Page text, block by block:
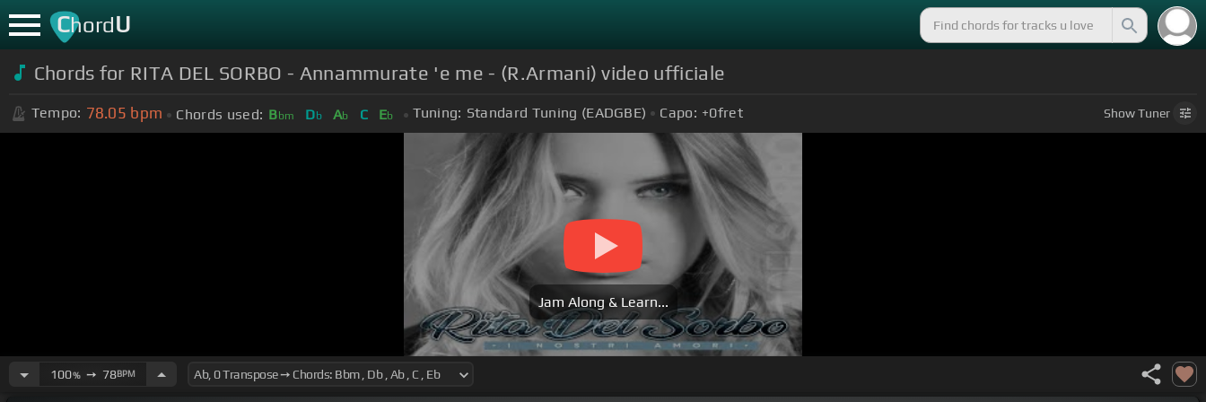
ChordU
Chords for RITA DEL SORBO - Annammurate 'e me - (R.Armani) video ufficiale
Tempo: 78.05 bpm Chords used: Bbm Db Ab C Eb Tuning: Standard Tuning (EADGBE) Capo: +0fret ShowTuner
Jam Along & Learn...
100%➙ 78BPM